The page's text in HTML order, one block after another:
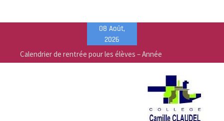
content
08 Août,
2026
Calendrier de rentrée pour les élèves – Année
scolaire 2026-2027
Liste des fournitures 2026-2027 – Collège Camille
Vente de fournitures scolaires – PEEP & Bureau